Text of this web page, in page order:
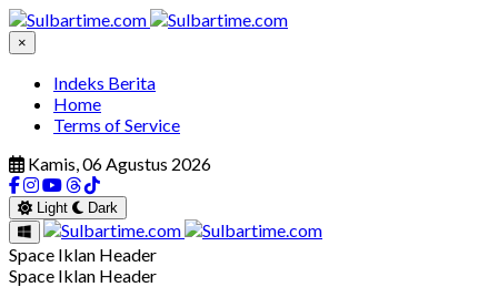
×
Indeks Berita
Home
Terms of Service
Kamis, 06 Agustus 2026
Light Dark
Space Iklan Header
Space Iklan Header